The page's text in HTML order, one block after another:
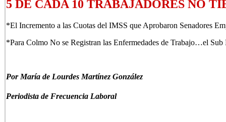
5 DE CADA 10 TRABAJADORES NO
*El Incremento a las Cuotas del IMSS que Aprobaron Senadores
*Para Colmo No se Registran las Enfermedades de Trabajo…el Sub
Por María de Lourdes Martínez González
Periodista de Frecuencia Laboral